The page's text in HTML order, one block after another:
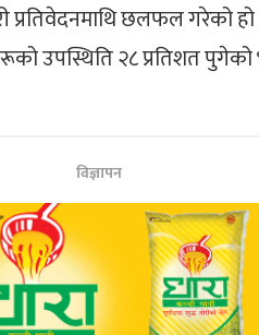
छलफल गरेको
उपस्थिति २८ प्रतिशत
विज्ञापन